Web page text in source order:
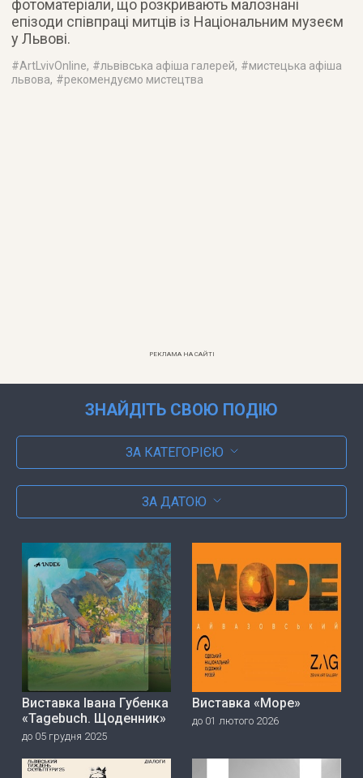
фотоматеріали, що розкривають малознані
епізоди співпраці митців із Національним музеєм
у Львові.
#ArtLvivOnline, #львівська афіша галерей, #мистецька афіша
львова, #рекомендуємо мистецтва
РЕКЛАМА НА САЙТІ
ЗНАЙДІТЬ СВОЮ ПОДІЮ
ЗА КАТЕГОРІЄЮ
ЗА ДАТОЮ
Виставка Івана Губенка
«Tagebuch. Щоденник»
до 05 грудня 2025
Виставка «Море»
до 01 лютого 2026